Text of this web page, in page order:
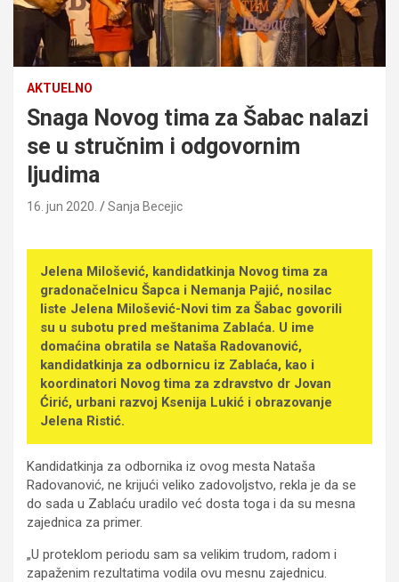
AKTUELNO
Snaga Novog tima za Šabac nalazi
se u stručnim i odgovornim
ljudima
16. jun 2020. Sanja Becejic
Jelena Milošević, kandidatkinja Novog tima za
gradonačelnicu Šapca i Nemanja Pajić, nosilac
liste Jelena Milošević-Novi tim za Šabac govorili
su u subotu pred meštanima Zablaća. U ime
domaćina obratila se Nataša Radovanović,
kandidatkinja za odbornicu iz Zablaća, kao i
koordinatori Novog tima za zdravstvo dr Jovan
Ćirić, urbani razvoj Ksenija Lukić i obrazovanje
Jelena Ristić.
Kandidatkinja za odbornika iz ovog mesta Nataša
Radovanović, ne krijući veliko zadovoljstvo, rekla je da se
do sada u Zablaću uradilo već dosta toga i da su mesna
zajednica za primer.
„U proteklom periodu sam sa velikim trudom, radom i
zapaženim rezultatima vodila ovu mesnu zajednicu.